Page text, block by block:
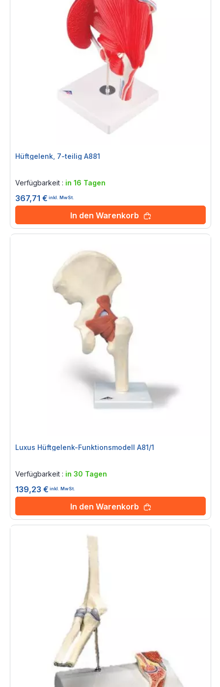
Hüftgelenk, 7-teilig A881
Verfügbarkeit : in 16 Tagen
367,71 € inkl. MwSt.
In den Warenkorb
Luxus Hüftgelenk-Funktionsmodell A81/1
Verfügbarkeit : in 30 Tagen
139,23 € inkl. MwSt.
In den Warenkorb